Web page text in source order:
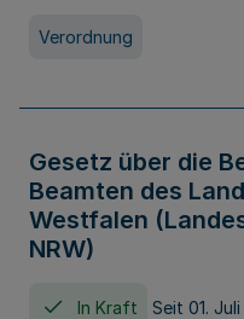
Verordnung
Gesetz über die
Beamten des
Westfalen
NRW)
In Kraft Seit 01. Juli